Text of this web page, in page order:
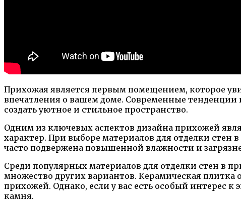
Прихожая является первым помещением, которое
впечатления о вашем доме. Современные
создать уютное и стильное пространство.
Одним из ключевых аспектов дизайна прихожей
характер. При выборе материалов для отделки стен
часто подвержена повышенной влажности и
Среди популярных материалов для отделки стен в
множество других вариантов. Керамическая плитка
прихожей. Однако, если у вас есть особый интерес
камня.